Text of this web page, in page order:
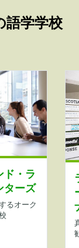
語学学校
ド・ラ
ターズ
るオーク